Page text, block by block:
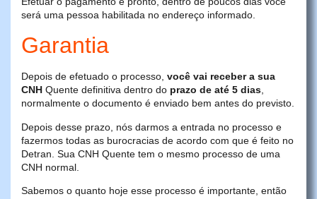
será uma pessoa habilitada no endereço informado.
Garantia
Depois de efetuado o processo, você vai receber a sua
CNH Quente definitiva dentro do prazo de até 5 dias,
normalmente o documento é enviado bem antes do previsto.
Depois desse prazo, nós darmos a entrada no processo e
fazermos todas as burocracias de acordo com que é feito no
Detran. Sua CNH Quente tem o mesmo processo de uma
CNH normal.
Sabemos o quanto hoje esse processo é importante, então